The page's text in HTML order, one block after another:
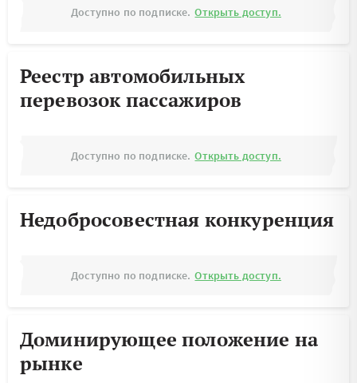
Доступно по подписке. Открыть доступ.
Реестр автомобильных
перевозок пассажиров
Доступно по подписке. Открыть доступ.
Недобросовестная конкуренция
Доступно по подписке. Открыть доступ.
Доминирующее положение на
рынке